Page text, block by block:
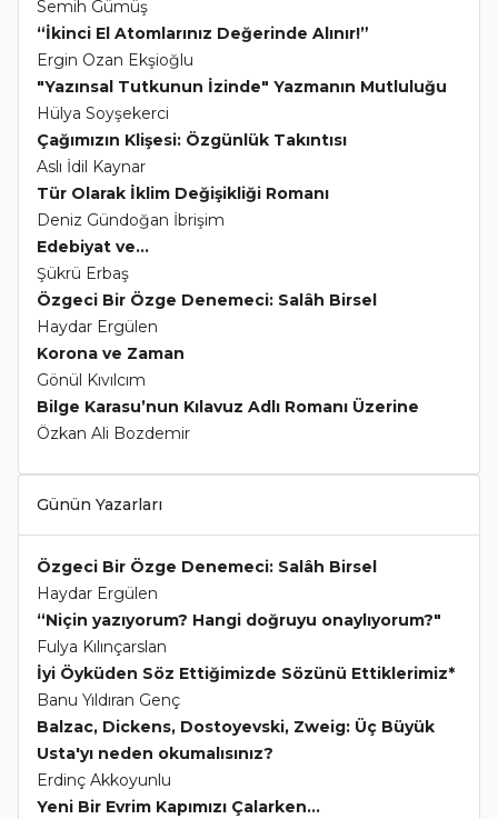
Semih Gümüş
“İkinci El Atomlarınız Değerinde Alınır!”
Ergin Ozan Ekşioğlu
"Yazınsal Tutkunun İzinde" Yazmanın Mutluluğu
Hülya Soyşekerci
Çağımızın Klişesi: Özgünlük Takıntısı
Aslı İdil Kaynar
Tür Olarak İklim Değişikliği Romanı
Deniz Gündoğan İbrişim
Edebiyat ve...
Şükrü Erbaş
Özgeci Bir Özge Denemeci: Salâh Birsel
Haydar Ergülen
Korona ve Zaman
Gönül Kıvılcım
Bilge Karasu’nun Kılavuz Adlı Romanı Üzerine
Özkan Ali Bozdemir
Günün Yazarları
Özgeci Bir Özge Denemeci: Salâh Birsel
Haydar Ergülen
“Niçin yazıyorum? Hangi doğruyu onaylıyorum?"
Fulya Kılınçarslan
İyi Öyküden Söz Ettiğimizde Sözünü Ettiklerimiz*
Banu Yıldıran Genç
Balzac, Dickens, Dostoyevski, Zweig: Üç Büyük
Usta'yı neden okumalısınız?
Erdinç Akkoyunlu
Yeni Bir Evrim Kapımızı Çalarken...